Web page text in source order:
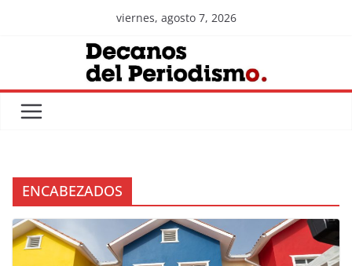
viernes, agosto 7, 2026
ENCABEZADOS